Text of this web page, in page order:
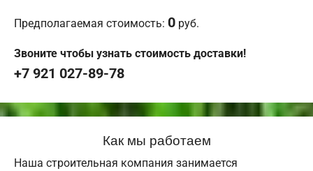
Предполагаемая стоимость: 0 руб.
Звоните чтобы узнать стоимость доставки!
+7 921 027-89-78
Как мы работаем
Наша строительная компания занимается